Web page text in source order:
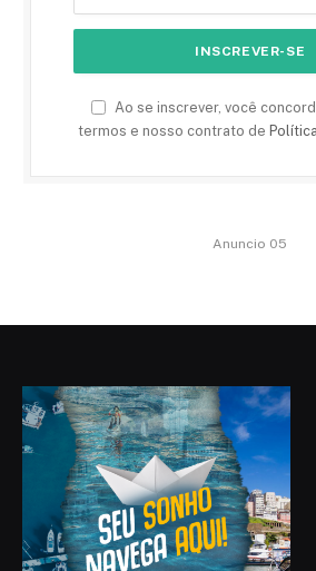
Ao se inscrever, você
termos e nosso contrato de
Anuncio 05